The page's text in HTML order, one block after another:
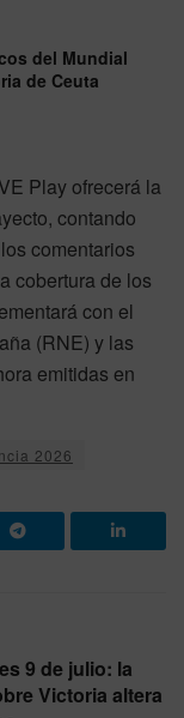
del Mundial
de Ceuta
Play ofrecerá la
contando
comentarios
cobertura de los
con el
(RNE) y las
emitidas en
2026
9 de julio: la
Victoria altera